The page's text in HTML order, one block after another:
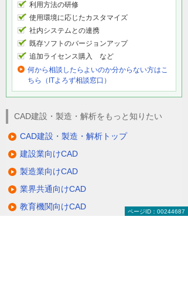
利用方法の研修
使用環境に応じたカスタマイズ
社内システムとの連携
既存ソフトのバージョンアップ
追加ライセンス購入 など
何から相談したらよいのか分からない方はこ
ちら（ITよろず相談窓口）
CAD建設・製造・解析をもっと知りたい
CAD建設・製造・解析トップ
建設業向けCAD
製造業向けCAD
業界共通向けCAD
教育機関向けCAD
ページID：00244687